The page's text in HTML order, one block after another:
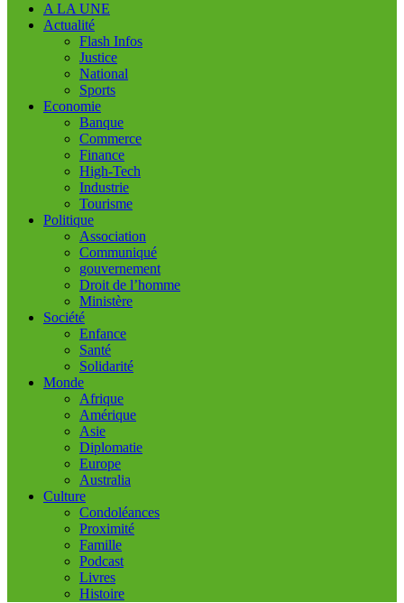
A LA UNE
Actualité
Flash Infos
Justice
National
Sports
Economie
Banque
Commerce
Finance
High-Tech
Industrie
Tourisme
Politique
Association
Communiqué
gouvernement
Droit de l’homme
Ministère
Société
Enfance
Santé
Solidarité
Monde
Afrique
Amérique
Asie
Diplomatie
Europe
Australia
Culture
Condoléances
Proximité
Famille
Podcast
Livres
Histoire